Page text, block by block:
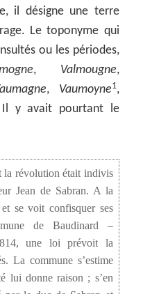
il désigne une terre
Le toponyme qui
ou les périodes,
, Valmougne,
, Vaumoyne1,
Il y avait pourtant le
la révolution était indivis
Jean de Sabran. A la
se voit confisquer ses
de Baudinard –
une loi prévoit la
La commune s’estime
lui donne raison ; s’en